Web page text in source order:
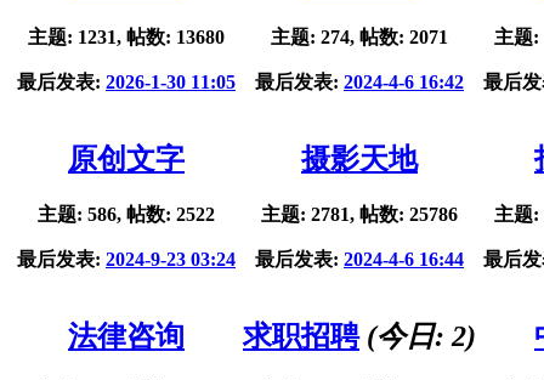
主题: 1231, 帖数: 13680
最后发表: 2026-1-30 11:05
主题: 274, 帖数: 2071
最后发表: 2024-4-6 16:42
主题:
最后
原创文字
主题: 586, 帖数: 2522
最后发表: 2024-9-23 03:24
摄影天地
主题: 2781, 帖数: 25786
最后发表: 2024-4-6 16:44
主题:
最后
法律咨询 求职招聘(今日: 2)